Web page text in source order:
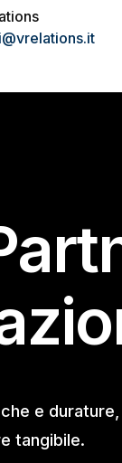
e durature,
tangibile.